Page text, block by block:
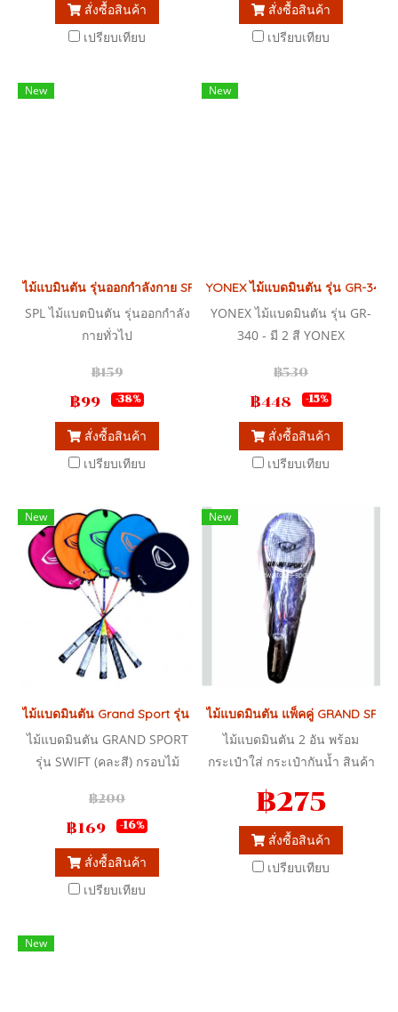
สั่งซื้อสินค้า
เปรียบเทียบ
สั่งซื้อสินค้า
เปรียบเทียบ
New
ไม้แบมินตัน รุ่นออกกำลังกาย SPL
SPL ไม้แบตบินตัน รุ่นออกกำลัง
กายทั่วไป
฿159
฿99 -38%
สั่งซื้อสินค้า
เปรียบเทียบ
New
YONEX ไม้แบดมินตัน รุ่น GR-340
YONEX ไม้แบดมินตัน รุ่น GR-
340 - มี 2 สี YONEX
฿530
฿448 -15%
สั่งซื้อสินค้า
เปรียบเทียบ
New
ไม้แบดมินตัน Grand Sport รุ่น SWIFT
ไม้แบดมินตัน GRAND SPORT
รุ่น SWIFT (คละสี) กรอบไม้
฿200
฿169 -16%
สั่งซื้อสินค้า
เปรียบเทียบ
New
ไม้แบดมินตัน แพ็คคู่ GRAND
ไม้แบดมินตัน 2 อัน พร้อม
กระเป๋าใส่ กระเป๋ากันน้ำ สินค้า
฿275
สั่งซื้อสินค้า
เปรียบเทียบ
New